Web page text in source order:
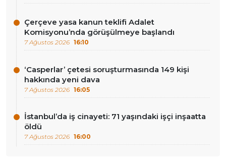
Çerçeve yasa kanun teklifi Adalet
Komisyonu’nda görüşülmeye başlandı
7 Ağustos 2026 16:10
‘Casperlar’ çetesi soruşturmasında 149 kişi
hakkında yeni dava
7 Ağustos 2026 16:05
İstanbul’da iş cinayeti: 71 yaşındaki işçi inşaatta
öldü
7 Ağustos 2026 16:00